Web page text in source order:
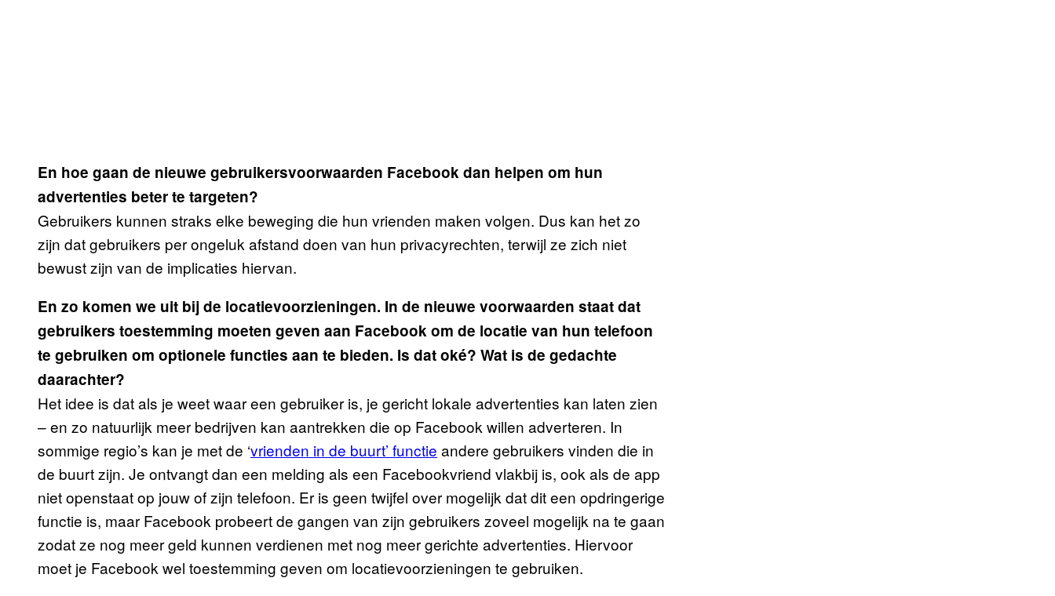
En hoe gaan de nieuwe gebruikersvoorwaarden Facebook dan helpen om hun
advertenties beter te targeten?
Gebruikers kunnen straks elke beweging die hun vrienden maken volgen. Dus kan het zo
zijn dat gebruikers per ongeluk afstand doen van hun privacyrechten, terwijl ze zich niet
bewust zijn van de implicaties hiervan.
En zo komen we uit bij de locatievoorzieningen. In de nieuwe voorwaarden staat dat
gebruikers toestemming moeten geven aan Facebook om de locatie van hun telefoon
te gebruiken om optionele functies aan te bieden. Is dat oké? Wat is de gedachte
daarachter?
​Het idee is dat als je weet waar een gebruiker is, je gericht lokale advertenties kan laten zien
– en zo natuurlijk meer bedrijven kan aantrekken die op Facebook willen adverteren. In
sommige regio’s kan je met de ‘vrienden in de​ buurt’ functie andere gebruikers vinden die in
de buurt zijn. Je ontvangt dan een melding als een Facebookvriend vlakbij is, ook als de app
niet openstaat op jouw of zijn telefoon. Er is geen twijfel over mogelijk dat dit een opdringerige
functie is, maar Facebook probeert de gangen van zijn gebruikers zoveel mogelijk na te gaan
zodat ze nog meer geld kunnen verdienen met nog meer gerichte advertenties. Hiervoor
moet je Facebook wel toestemming geven om locatievoorzieningen te gebruiken.